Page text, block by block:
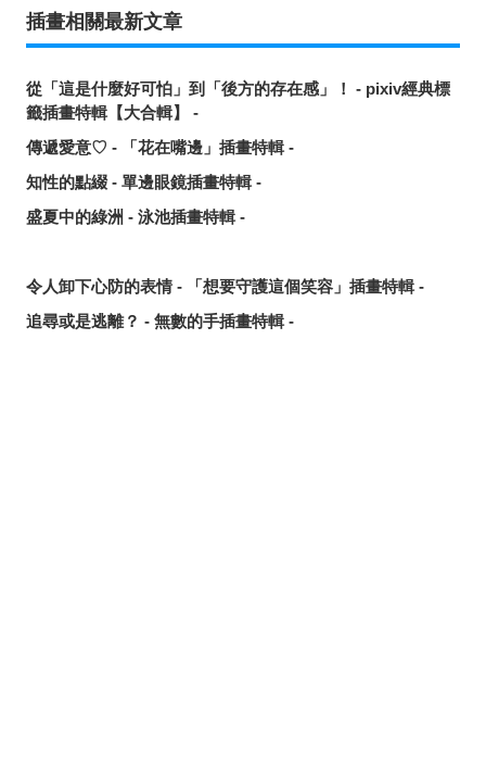
插畫相關最新文章
從「這是什麼好可怕」到「後方的存在感」！ - pixiv經典標
籤插畫特輯【大合輯】 -
傳遞愛意♡ - 「花在嘴邊」插畫特輯 -
知性的點綴 - 單邊眼鏡插畫特輯 -
盛夏中的綠洲 - 泳池插畫特輯 -
令人卸下心防的表情 - 「想要守護這個笑容」插畫特輯 -
追尋或是逃離？ - 無數的手插畫特輯 -